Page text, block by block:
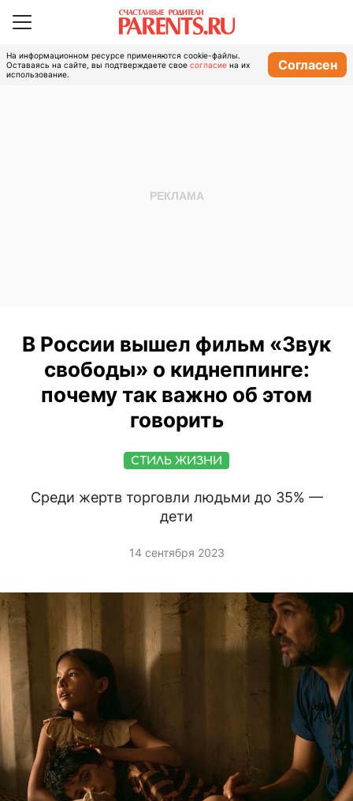
На информационном ресурсе применяются cookie-файлы.
Оставаясь на сайте, вы подтверждаете свое согласие на их
использование.
Согласен
В России вышел фильм «Звук
свободы» о киднеппинге:
почему так важно об этом
говорить
СТИЛЬ ЖИЗНИ
Среди жертв торговли людьми до 35% —
дети
14 сентября 2023